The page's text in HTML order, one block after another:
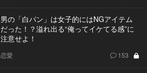
男の「白パン」は女子的にはNGアイテム
だった！？溢れ出る“俺ってイケてる感”に
注意せよ！
恋愛 153